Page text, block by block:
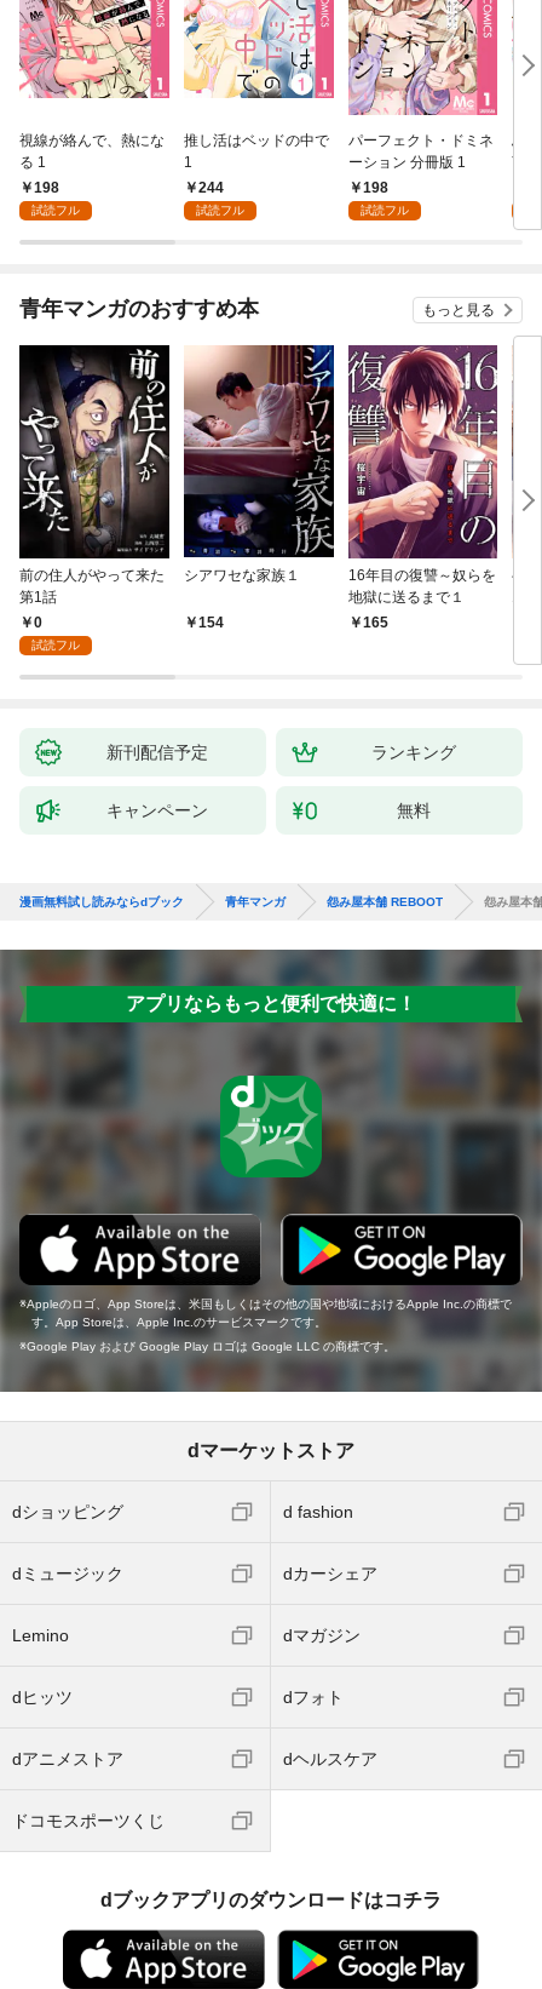
視線が絡んで、熱にな
る 1
198
試読フル
推し活はベッドの中で
1
244
試読フル
パーフェクト・ドミネ
ーション 分冊版 1
198
試読フル
ふ
言
青年マンガのおすすめ本 もっと見る
前の住人がやって来た
第1話
0
試読フル
シアワセな家族１
154
16年目の復讐～奴らを
地獄に送るまで１
165
ベ
新刊配信予定 ランキング
キャンペーン 無料
漫画無料試し読みならdブック 青年マンガ 怨み屋本舗 REBOOT 怨み屋本
アプリならもっと便利で快適に！
Appleのロゴ、App Storeは、米国もしくはその他の国や地域におけるApple Inc.の商標で
す。App Storeは、Apple Inc.のサービスマークです。
Google Play および Google Play ロゴは Google LLC の商標です。
dマーケットストア
dショッピング d fashion
dミュージック dカーシェア
Lemino dマガジン
dヒッツ dフォト
dアニメストア dヘルスケア
ドコモスポーツくじ
dブックアプリのダウンロードはコチラ